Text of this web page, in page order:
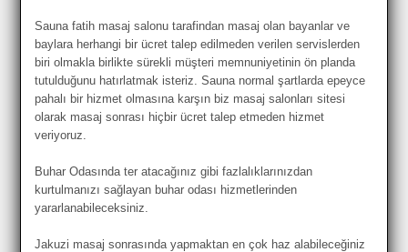
Sauna fatih masaj salonu tarafindan masaj olan bayanlar ve
baylara herhangi bir ücret talep edilmeden verilen servislerden
biri olmakla birlikte sürekli müşteri memnuniyetinin ön planda
tutulduğunu hatırlatmak isteriz. Sauna normal şartlarda epeyce
pahalı bir hizmet olmasına karşın biz masaj salonları sitesi
olarak masaj sonrası hiçbir ücret talep etmeden hizmet
veriyoruz.
Buhar Odasında ter atacağınız gibi fazlalıklarınızdan
kurtulmanızı sağlayan buhar odası hizmetlerinden
yararlanabileceksiniz.
Jakuzi masaj sonrasında yapmaktan en çok haz alabileceğiniz